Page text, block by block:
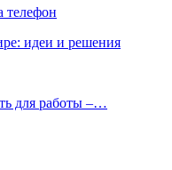
телефон
идеи и решения
для работы –…